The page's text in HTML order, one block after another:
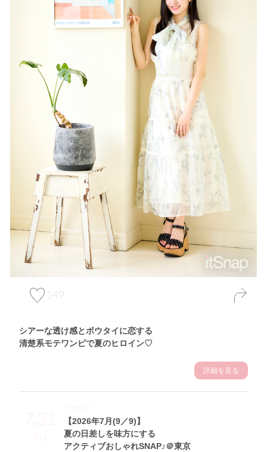
149
シアーな透け感とボウタイに恋する
清楚系モテワンピで夏のヒロイン♡
詳細を見る
7.31
Fri
【2026年7月(9／9)】
夏の日差しを味方にする
アクティブおしゃれSNAP♪＠東京
Theme